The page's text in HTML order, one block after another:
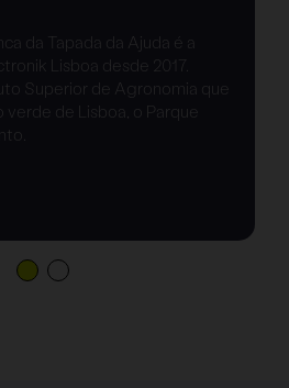
da Tapada da Ajuda é a
Lisboa desde 2017.
Superior de Agronomia que
de Lisboa, o Parque